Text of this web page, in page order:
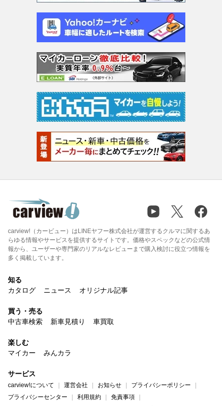
carview!（カービュー）はLINEヤフー株式会社が運営するクルマに関するあ
らゆる情報やサービスを提供するサイトです。価格やスペックなどの公式情
報から、ユーザーや専門家のリアルなレビューまで購入検討に役立つ情報を
多く掲載しています。
知る
カタログ
ニュース オリジナル記事
買う・売る
中古車検索
新車見積り 車買取
楽しむ
マイカー
みんカラ
サービス
carview!について 運営会社 お知らせ
プライバシーポリシー
プライバシーセンター
利用規約
免責事項